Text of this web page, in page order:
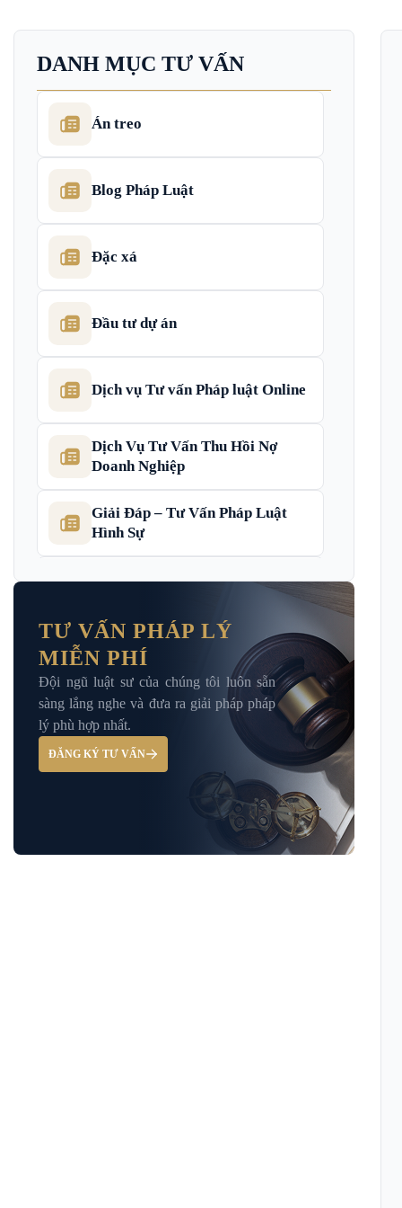
DANH MỤC TƯ VẤN
Án treo
Blog Pháp Luật
Đặc xá
Đầu tư dự án
Dịch vụ Tư vấn Pháp luật Online
Dịch Vụ Tư Vấn Thu Hồi Nợ
Doanh Nghiệp
Giải Đáp – Tư Vấn Pháp Luật
Hình Sự
Hỏi đáp và tư vấn pháp luật
Luật Bảo Hiểm Xã Hội
Luật Dân Sự
Luật Giao Thông
TƯ VẤN PHÁP LÝ
MIỄN PHÍ
Đội ngũ luật sư của chúng tôi luôn sẵn
sàng lắng nghe và đưa ra giải pháp pháp
lý phù hợp nhất.
ĐĂNG KÝ TƯ VẤN